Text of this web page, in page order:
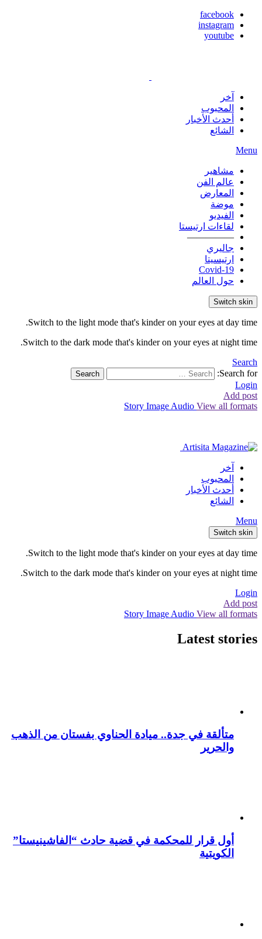
facebook
instagram
youtube
آخر
المحبوب
أحدث الأخبار
الشائع
Menu
مشاهير
عالم الفن
المعارض
موضة
الفيديو
لقاءات ارتيستا
—————
جاليري
ارتيسيتا
Covid-19
حول العالم
Switch skin
Switch to the light mode that's kinder on your eyes at day time.
Switch to the dark mode that's kinder on your eyes at night time.
Search
Search for:
Search
Login
Add post
Story Image Audio View all formats
آخر
المحبوب
أحدث الأخبار
الشائع
Menu
Switch skin
Switch to the light mode that's kinder on your eyes at day time.
Switch to the dark mode that's kinder on your eyes at night time.
Login
Add post
Story Image Audio View all formats
Latest stories
متألقة في جدة.. ميادة الحناوي بفستان من الذهب
والحرير
أول قرار للمحكمة في قضية حادث “الفاشينيستا”
الكويتية